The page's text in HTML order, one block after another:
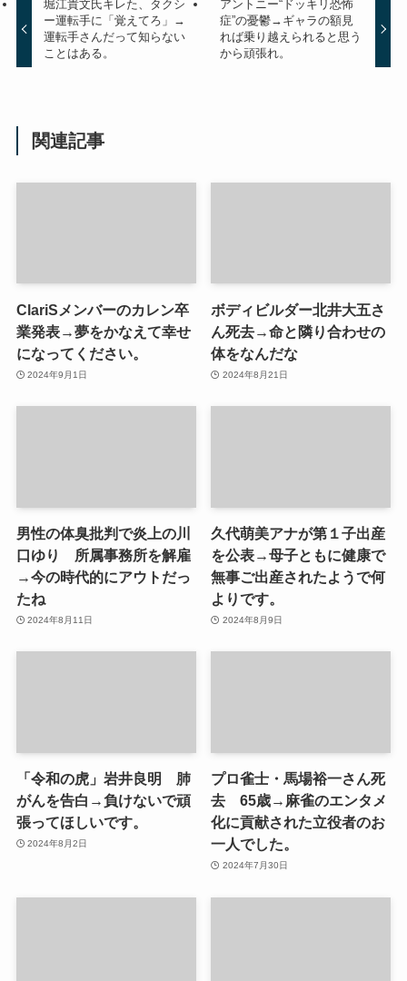
堀江貴文氏キレた、タクシ
ー運転手に「覚えてろ」→
運転手さんだって知らない
ことはある。
アントニー“ドッキリ恐怖
症”の憂鬱→ギャラの額見
れば乗り越えられると思う
から頑張れ。
関連記事
ClariSメンバーのカレン卒
業発表→夢をかなえて幸せ
になってください。
2024年9月1日
ボディビルダー北井大五さ
ん死去→命と隣り合わせの
体をなんだな
2024年8月21日
男性の体臭批判で炎上の川
口ゆり 所属事務所を解雇
→今の時代的にアウトだっ
たね
2024年8月11日
久代萌美アナが第１子出産
を公表→母子ともに健康で
無事ご出産されたようで何
よりです。
2024年8月9日
「令和の虎」岩井良明 肺
がんを告白→負けないで頑
張ってほしいです。
2024年8月2日
プロ雀士・馬場裕一さん死
去 65歳→麻雀のエンタメ
化に貢献された立役者のお
一人でした。
2024年7月30日